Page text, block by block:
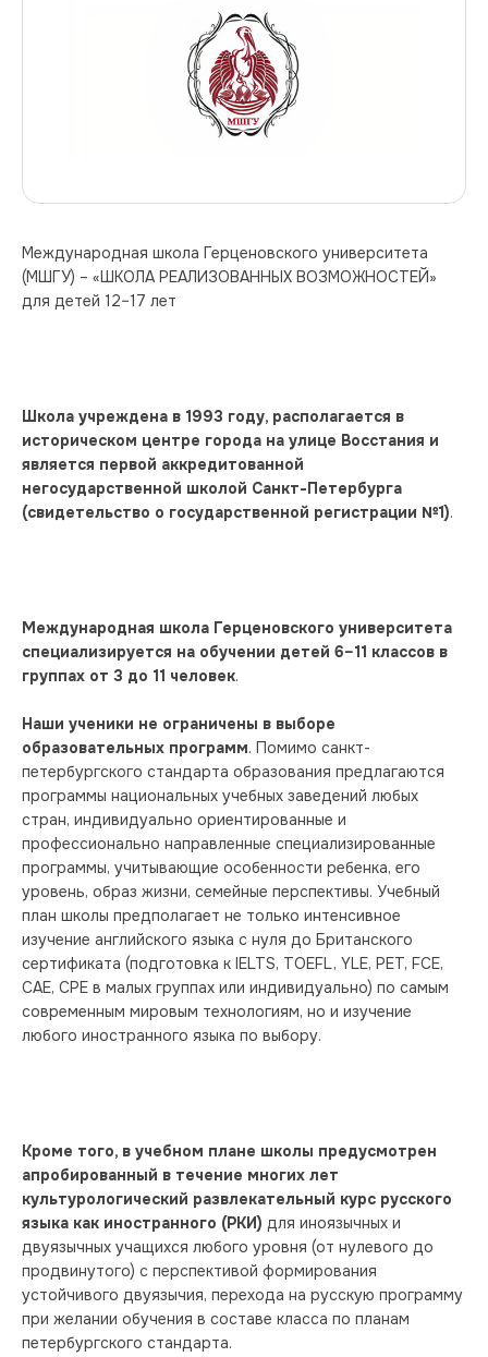
Международная школа Герценовского университета
(МШГУ) – «ШКОЛА РЕАЛИЗОВАННЫХ ВОЗМОЖНОСТЕЙ»
для детей 12–17 лет
Школа учреждена в 1993 году, располагается в
историческом центре города на улице Восстания и
является первой аккредитованной
негосударственной школой Санкт-Петербурга
(свидетельство о государственной регистрации №1).
Международная школа Герценовского университета
специализируется на обучении детей 6–11 классов в
группах от 3 до 11 человек.
Наши ученики не ограничены в выборе
образовательных программ. Помимо санкт-
петербургского стандарта образования предлагаются
программы национальных учебных заведений любых
стран, индивидуально ориентированные и
профессионально направленные специализированные
программы, учитывающие особенности ребенка, его
уровень, образ жизни, семейные перспективы. Учебный
план школы предполагает не только интенсивное
изучение английского языка с нуля до Британского
сертификата (подготовка к IELTS, TOEFL, YLE, PET, FCE,
CAE, CPE в малых группах или индивидуально) по самым
современным мировым технологиям, но и изучение
любого иностранного языка по выбору.
Кроме того, в учебном плане школы предусмотрен
апробированный в течение многих лет
культурологический развлекательный курс русского
языка как иностранного (РКИ) для иноязычных и
двуязычных учащихся любого уровня (от нулевого до
продвинутого) с перспективой формирования
устойчивого двуязычия, перехода на русскую программу
при желании обучения в составе класса по планам
петербургского стандарта.